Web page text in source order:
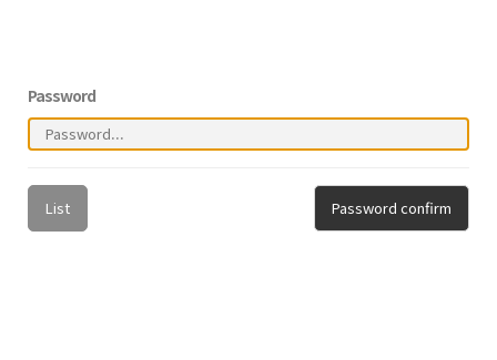
Password
List Password confirm